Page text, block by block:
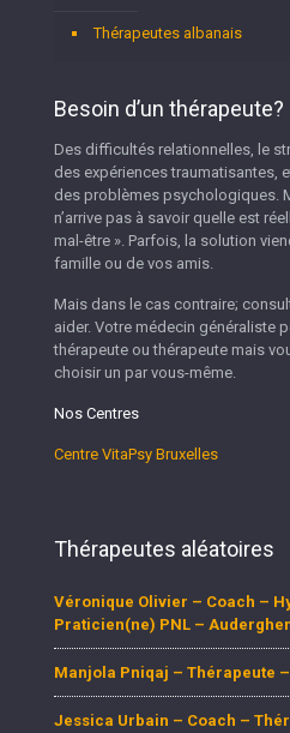
Thérapeutes albanais
Besoin d’un thérapeute?
Des difficultés relationnelles, le
des expériences traumatisantes,
des problèmes psychologiques.
n’arrive pas à savoir quelle est
mal-être ». Parfois, la solution
famille ou de vos amis.
Mais dans le cas contraire;
aider. Votre médecin généraliste
thérapeute ou thérapeute mais
choisir un par vous-même.
Nos Centres
Centre VitaPsy Bruxelles
Thérapeutes aléatoires
Véronique Olivier – Coach –
Praticien(ne) PNL –
Manjola Pniqaj – Thérapeute
Jessica Urbain – Coach –